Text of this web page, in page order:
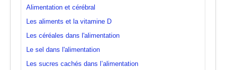
Alimentation et cérébral
Les aliments et la vitamine D
Les céréales dans l'alimentation
Le sel dans l'alimentation
Les sucres cachés dans l’alimentation